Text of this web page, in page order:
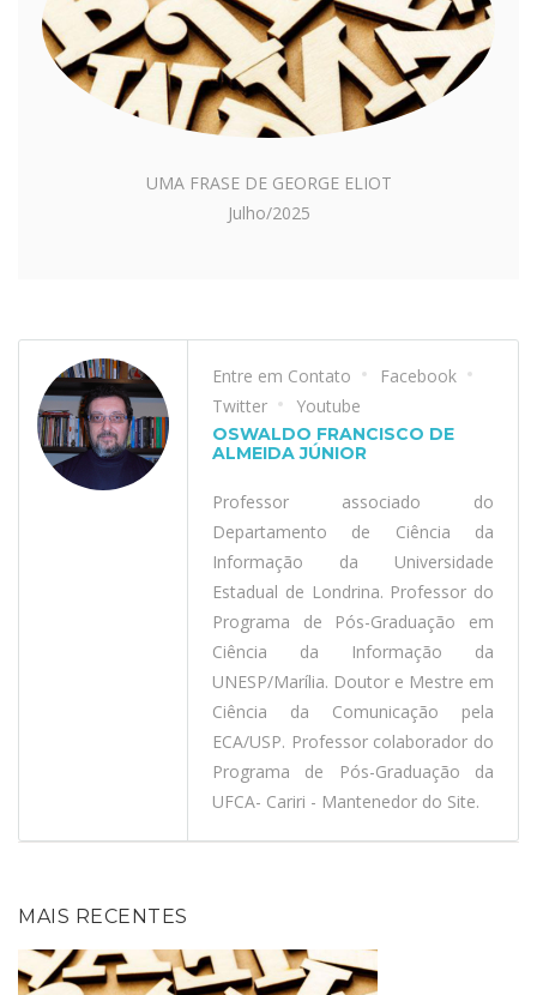
UMA FRASE DE GEORGE ELIOT
Julho/2025
Entre em Contato
Facebook
Twitter
Youtube
OSWALDO FRANCISCO DE
ALMEIDA JÚNIOR
Professor associado do
Departamento de Ciência da
Informação da Universidade
Estadual de Londrina. Professor do
Programa de Pós-Graduação em
Ciência da Informação da
UNESP/Marília. Doutor e Mestre em
Ciência da Comunicação pela
ECA/USP. Professor colaborador do
Programa de Pós-Graduação da
UFCA- Cariri - Mantenedor do Site.
MAIS RECENTES